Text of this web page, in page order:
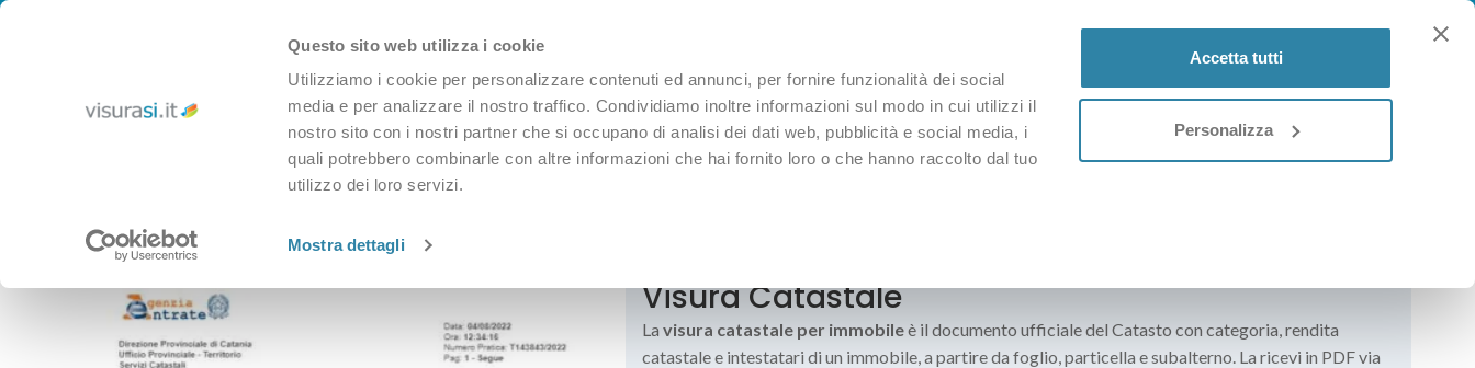
Questo sito web utilizza i cookie
Utilizziamo i cookie per personalizzare contenuti ed annunci, per fornire funzionalità dei social
media e per analizzare il nostro traffico. Condividiamo inoltre informazioni sul modo in cui utilizzi il
nostro sito con i nostri partner che si occupano di analisi dei dati web, pubblicità e social media, i
quali potrebbero combinarle con altre informazioni che hai fornito loro o che hanno raccolto dal tuo
utilizzo dei loro servizi.
Mostra dettagli
Accetta tutti
Personalizza
ACCEDI / REGISTRATI
CATASTO CONSERVATORIA
Home»Catasto
Visura Catastale
La visura catastale per immobileè il documento ufficiale del Catasto con categoria, rendita
catastale e intestatari di un immobile, a partire da foglio, particella e subalterno. La ricevi in PDF via